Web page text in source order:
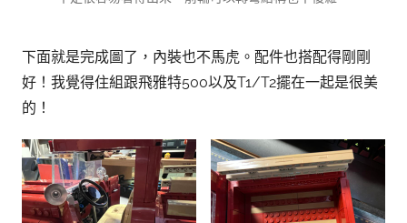
下面就是完成圖了，內裝也不馬虎。配件也搭配得剛剛
好！我覺得住組跟飛雅特500以及T1/T2擺在一起是很美
的！